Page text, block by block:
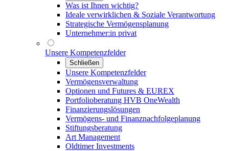
Was ist Ihnen wichtig?
Ideale verwirklichen & Soziale Verantwortung
Strategische Vermögensplanung
Unternehmer:in privat
Unsere Kompetenzfelder
Schließen
Unsere Kompetenzfelder
Vermögensverwaltung
Optionen und Futures & EUREX
Portfolioberatung HVB OneWealth
Finanzierungslösungen
Vermögens- und Finanznachfolgeplanung
Stiftungsberatung
Art Management
Oldtimer Investments